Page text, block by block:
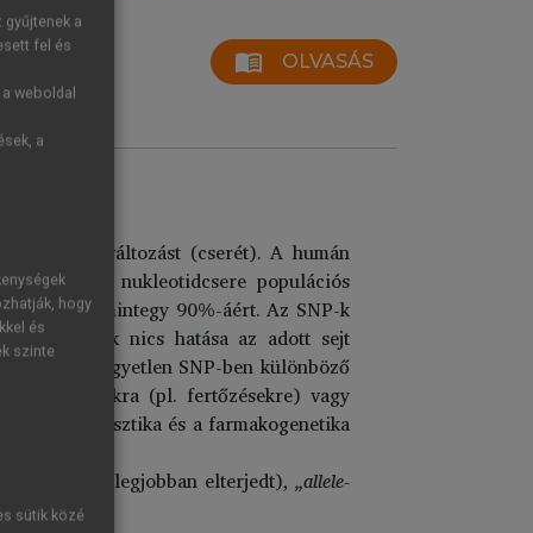
menu_book OLVASÁS
érintő változást (cserét). A humán
nek; a nukleotidcsere populációs
mintegy 90%-áért. Az SNP-k
SNP-nek nics hatása az adott sejt
egyetlen SNP-ben különböző
faktorokra (pl. fertőzésekre) vagy
a diagnosztika és a farmakogenetika
(talán a legjobban elterjedt), „allele-
a
fel és
weboldal
a
hogy
és
szinte
sütik közé